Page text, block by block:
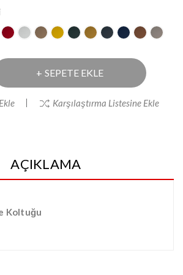
SEPETE EKLE
Karşılaştırma Listesine Ekle
AÇIKLAMA
Koltuğu